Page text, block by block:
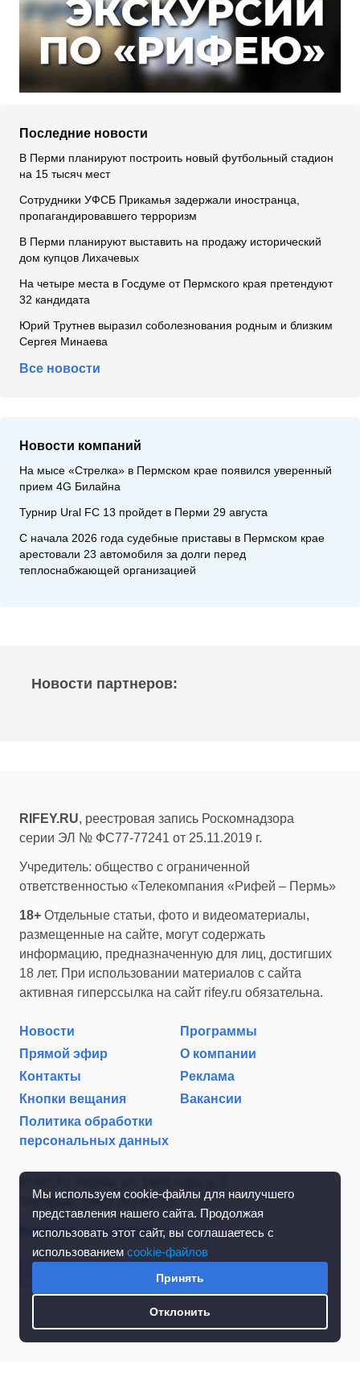
Мы используем cookie-файлы для наилучшего
представления нашего сайта. Продолжая
использовать этот сайт, вы соглашаетесь с
использованием cookie-файлов
Принять
Отклонить
Последние новости
В Перми планируют построить новый футбольный стадион
на 15 тысяч мест
Сотрудники УФСБ Прикамья задержали иностранца,
пропагандировавшего терроризм
В Перми планируют выставить на продажу исторический
дом купцов Лихачевых
На четыре места в Госдуме от Пермского края претендуют
32 кандидата
Юрий Трутнев выразил соболезнования родным и близким
Сергея Минаева
Все новости
Новости компаний
На мысе «Стрелка» в Пермском крае появился уверенный
прием 4G Билайна
Турнир Ural FC 13 пройдет в Перми 29 августа
С начала 2026 года судебные приставы в Пермском крае
арестовали 23 автомобиля за долги перед
теплоснабжающей организацией
Новости партнеров:
RIFEY.RU, реестровая запись Роскомнадзора
серии ЭЛ № ФС77-77241 от 25.11.2019 г.
Учредитель: общество с ограниченной
ответственностью «Телекомпания «Рифей – Пермь»
18+ Отдельные статьи, фото и видеоматериалы,
размещенные на сайте, могут содержать
информацию, предназначенную для лиц, достигших
18 лет. При использовании материалов с сайта
активная гиперссылка на сайт rifey.ru обязательна.
Новости
Программы
Прямой эфир
О компании
Контакты
Реклама
Кнопки вещания
Вакансии
Политика обработки
персональных данных
Тел./факс: (342) 267-85-35
Написать в редакцию